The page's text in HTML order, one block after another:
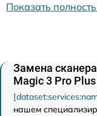
Показать
Замена
Magic 3 Pro
нашем